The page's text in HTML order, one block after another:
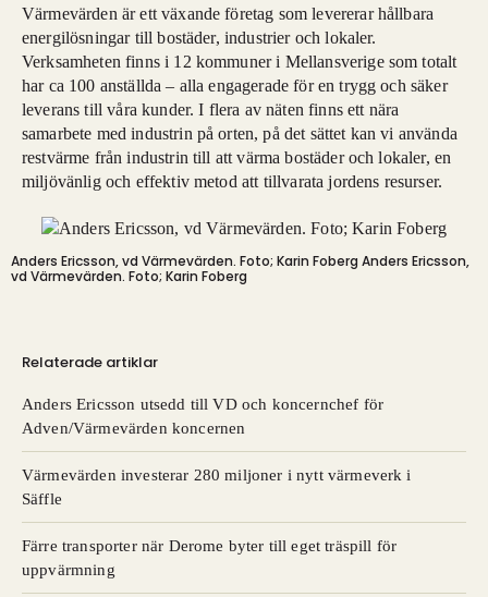
Värmevärden är ett växande företag som levererar hållbara
energilösningar till bostäder, industrier och lokaler.
Verksamheten finns i 12 kommuner i Mellansverige som totalt
har ca 100 anställda – alla engagerade för en trygg och säker
leverans till våra kunder. I flera av näten finns ett nära
samarbete med industrin på orten, på det sättet kan vi använda
restvärme från industrin till att värma bostäder och lokaler, en
miljövänlig och effektiv metod att tillvarata jordens resurser.
Anders Ericsson, vd Värmevärden. Foto; Karin Foberg Anders Ericsson,
vd Värmevärden. Foto; Karin Foberg
Relaterade artiklar
Anders Ericsson utsedd till VD och koncernchef för
Adven/Värmevärden koncernen
Värmevärden investerar 280 miljoner i nytt värmeverk i
Säffle
Färre transporter när Derome byter till eget träspill för
uppvärmning